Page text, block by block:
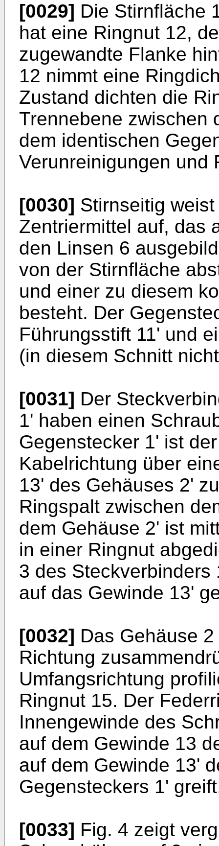
[0029] Die Stirnfläche
hat eine Ringnut 12,
zugewandte Flanke
12 nimmt eine
Zustand dichten die
Trennebene zwischen
dem identischen
Verunreinigungen und
[0030] Stirnseitig
Zentriermittel auf, das
den Linsen 6
von der Stirnfläche
und einer zu diesem
besteht. Der
Führungsstift 11' und
(in diesem Schnitt
[0031] Der
1' haben einen
Gegenstecker 1' ist
Kabelrichtung über
13' des Gehäuses 2'
Ringspalt zwischen
dem Gehäuse 2' ist
in einer Ringnut
3 des
auf das Gewinde 13'
[0032] Das Gehäuse
Richtung
Umfangsrichtung
Ringnut 15. Der
Innengewinde des
auf dem Gewinde 13
auf dem Gewinde 13'
Gegensteckers 1'
[0033] Fig. 4 zeigt